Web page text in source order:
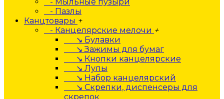
- Пазлы
Канцтовары +
- Канцелярские мелочи +
↘ Булавки
↘ Зажимы для бумаг
↘ Кнопки канцелярские
↘ Лупы
↘ Набор канцелярский
↘ Скрепки, диспенсеры для
скрепок